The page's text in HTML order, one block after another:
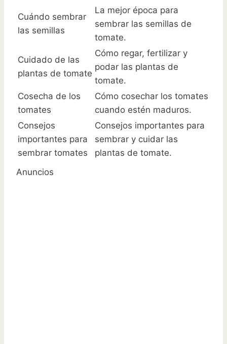
Cuándo sembrar
las semillas
La mejor época para
sembrar las semillas de
tomate.
Cuidado de las
plantas de tomate
Cómo regar, fertilizar y
podar las plantas de
tomate.
Cosecha de los
tomates
Cómo cosechar los tomates
cuando estén maduros.
Consejos
importantes para
sembrar tomates
Consejos importantes para
sembrar y cuidar las
plantas de tomate.
Anuncios